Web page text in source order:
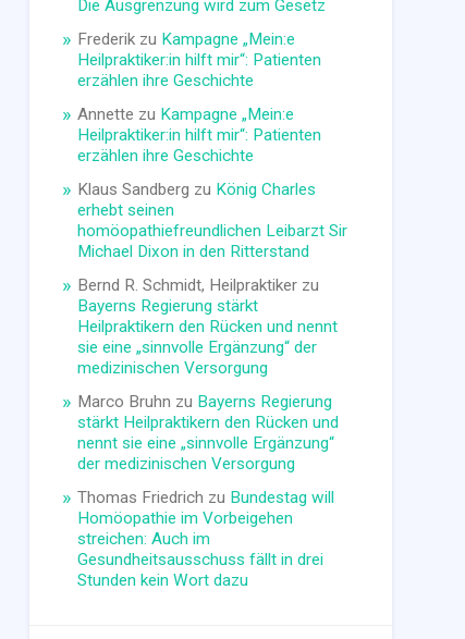
Die Ausgrenzung wird zum Gesetz
Frederik zu Kampagne „Mein:e
Heilpraktiker:in hilft mir“: Patienten
erzählen ihre Geschichte
Annette zu Kampagne „Mein:e
Heilpraktiker:in hilft mir“: Patienten
erzählen ihre Geschichte
Klaus Sandberg zu König Charles
erhebt seinen
homöopathiefreundlichen Leibarzt Sir
Michael Dixon in den Ritterstand
Bernd R. Schmidt, Heilpraktiker zu
Bayerns Regierung stärkt
Heilpraktikern den Rücken und nennt
sie eine „sinnvolle Ergänzung“ der
medizinischen Versorgung
Marco Bruhn zu Bayerns Regierung
stärkt Heilpraktikern den Rücken und
nennt sie eine „sinnvolle Ergänzung“
der medizinischen Versorgung
Thomas Friedrich zu Bundestag will
Homöopathie im Vorbeigehen
streichen: Auch im
Gesundheitsausschuss fällt in drei
Stunden kein Wort dazu